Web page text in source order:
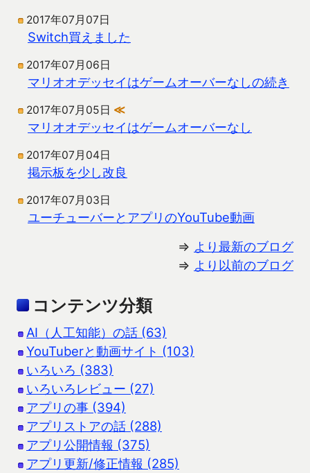
2017年07月07日
Switch買えました
2017年07月06日
マリオオデッセイはゲームオーバーなしの続き
2017年07月05日 ≪
マリオオデッセイはゲームオーバーなし
2017年07月04日
掲示板を少し改良
2017年07月03日
ユーチューバーとアプリのYouTube動画
⇒ より最新のブログ
⇒ より以前のブログ
コンテンツ分類
AI（人工知能）の話 (63)
YouTuberと動画サイト (103)
いろいろ (383)
いろいろレビュー (27)
アプリの事 (394)
アプリストアの話 (288)
アプリ公開情報 (375)
アプリ更新/修正情報 (285)